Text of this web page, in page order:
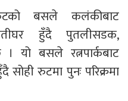
बसले कलंकीबाट
हुँदै पुतलीसडक,
यो बसले रत्नपार्कबाट
सोही रुटमा पुनः परिक्रमा